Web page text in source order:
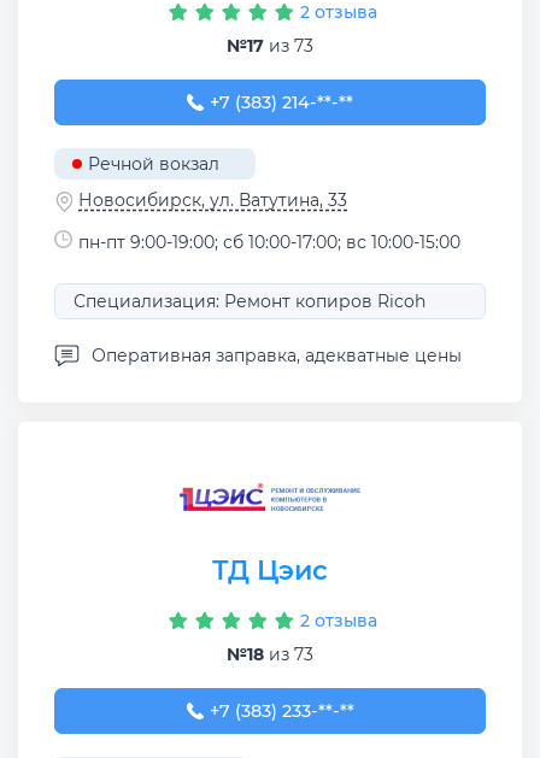
2 отзыва
№17 из 73
+7 (383) 214-28-46
+7 (383) 214-**-**
Речной вокзал
Новосибирск, ул. Ватутина, 33
пн-пт 9:00-19:00; сб 10:00-17:00; вс 10:00-15:00
Специализация: Ремонт копиров Ricoh
Оперативная заправка, адекватные цены
ТД Цэис
2 отзыва
№18 из 73
+7 (383) 233-31-63
+7 (383) 233-**-**